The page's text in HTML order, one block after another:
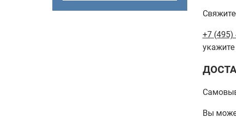
+7 (495)
укажите
Вы